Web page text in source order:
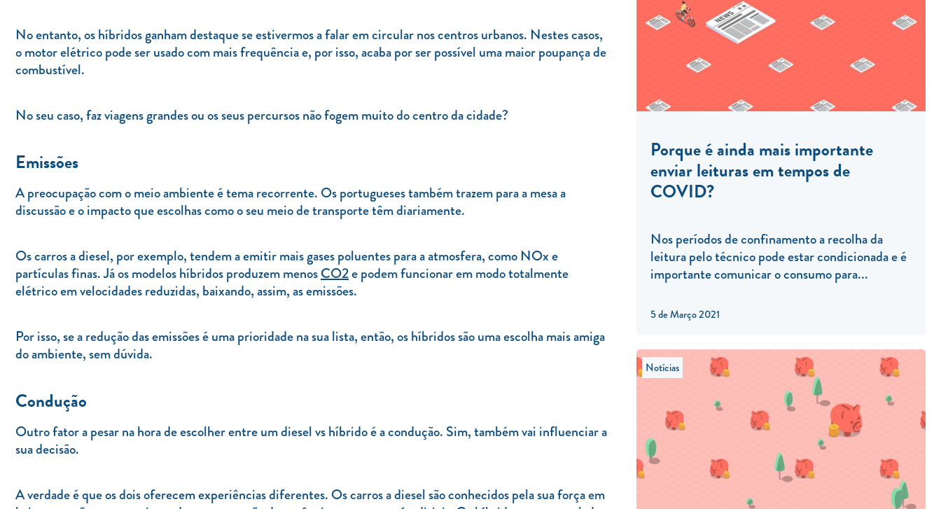
No entanto, os híbridos ganham destaque se estivermos a falar em circular nos centros urbanos. Nestes casos,
o motor elétrico pode ser usado com mais frequência e, por isso, acaba por ser possível uma maior poupança de
combustível.
No seu caso, faz viagens grandes ou os seus percursos não fogem muito do centro da cidade?
Emissões
A preocupação com o meio ambiente é tema recorrente. Os portugueses também trazem para a mesa a
discussão e o impacto que escolhas como o seu meio de transporte têm diariamente.
Os carros a diesel, por exemplo, tendem a emitir mais gases poluentes para a atmosfera, como NOx e
partículas finas. Já os modelos híbridos produzem menosCO2e podem funcionar em modo totalmente
elétrico em velocidades reduzidas, baixando, assim, as emissões.
Por isso, se a redução das emissões é uma prioridade na sua lista, então, os híbridos são uma escolha mais amiga
do ambiente, sem dúvida.
Condução
Outro fator a pesar na hora de escolher entre um diesel vs híbrido é a condução. Sim, também vai influenciar a
sua decisão.
A verdade é que os dois oferecem experiências diferentes. Os carros a diesel são conhecidos pela sua força em
5 de Março 2021
Porque é ainda mais importante
enviar leituras em tempos de
COVID?
Nos períodos de confinamento a recolha da
leitura pelo técnico pode estar condicionada e é
importante comunicar o consumo para...
Notícias